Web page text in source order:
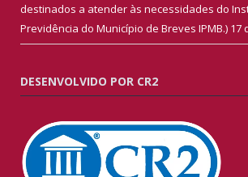
destinados a atender às necessidades do
Previdência do Município de Breves IPMB.) 17
DESENVOLVIDO POR CR2